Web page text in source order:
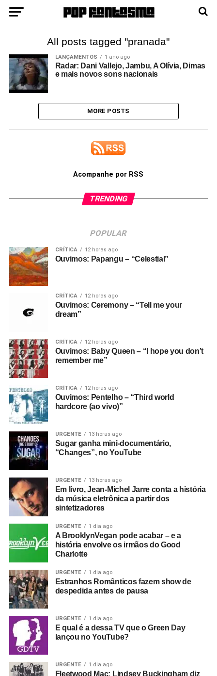
All posts tagged "pranada"
LANÇAMENTOS 1 ano ago
Radar: Dani Vallejo, Jambu, A Olívia, Dimas
e mais novos sons nacionais
MORE POSTS
Acompanhe por RSS
TRENDING
POPULAR
CRÍTICA 12 horas ago
Ouvimos: Papangu – “Celestial”
CRÍTICA 12 horas ago
Ouvimos: Ceremony – “Tell me your
dream”
CRÍTICA 12 horas ago
Ouvimos: Baby Queen – “I hope you don’t
remember me”
CRÍTICA 12 horas ago
Ouvimos: Pentelho – “Third world
hardcore (ao vivo)”
URGENTE 13 horas ago
Sugar ganha mini-documentário,
“Changes”, no YouTube
URGENTE 13 horas ago
Em livro, Jean-Michel Jarre conta a história
da música eletrônica a partir dos
sintetizadores
URGENTE 1 dia ago
A BrooklynVegan pode acabar – e a
história envolve os irmãos do Good
Charlotte
URGENTE 1 dia ago
Estranhos Românticos fazem show de
despedida antes de pausa
URGENTE 1 dia ago
E qual é a dessa TV que o Green Day
lançou no YouTube?
URGENTE 1 dia ago
Fleetwood Mac: Lindsey Buckingham diz